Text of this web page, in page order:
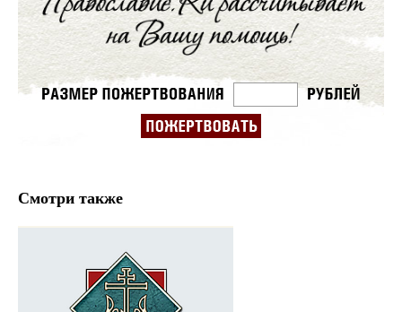
Смотри также